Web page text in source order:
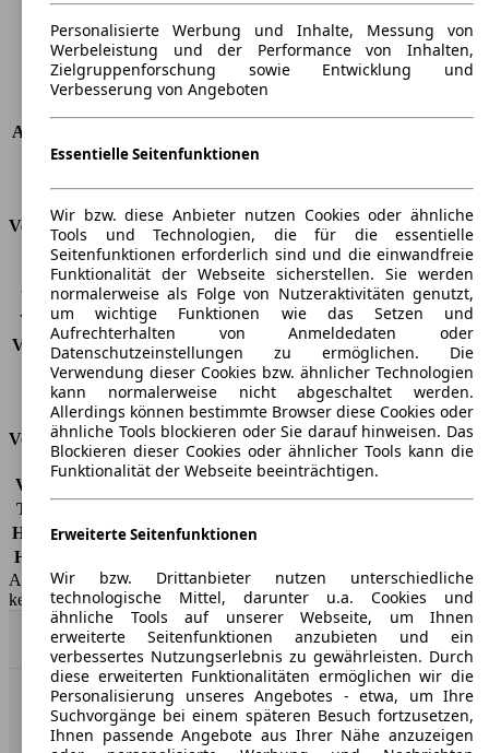
Maximalgewicht
Max. Zuladung
-
Türen
5
Sitze
5
Anhängelast (ungebremst)
Anhängelast (gebremst)
1400 kg
Verbrauch
CO2 Emissionen*
126 g/km (komb.)
Verbrauch (Stadt)
5,9 l/100km
Verbrauch (Land)
4,2 l/100km
Verbrauch (komb.)* 4,8 l/100km
Schadstoffklasse
EU5
Tankinhalt
55 l
Versicherungsklassen
Vollkasko
Teilkasko
Haftpflicht -
HSN/TSN
AutoScout24 GmbH übernimmt für die Richtigkeit der Angaben
keine Gewähr.
Nach Oben
AutoScout24: Europaweit der größte Online-Automarkt.
Personalisierte Werbung und Inhalte, Messung von
Werbeleistung und der Performance von Inhalten,
Zielgruppenforschung sowie Entwicklung und
Verbesserung von Angeboten
Essentielle Seitenfunktionen
Wir bzw. diese Anbieter nutzen Cookies oder ähnliche
Tools und Technologien, die für die essentielle
Seitenfunktionen erforderlich sind und die einwandfreie
Funktionalität der Webseite sicherstellen. Sie werden
normalerweise als Folge von Nutzeraktivitäten genutzt,
um wichtige Funktionen wie das Setzen und
Aufrechterhalten von Anmeldedaten oder
Datenschutzeinstellungen zu ermöglichen. Die
Verwendung dieser Cookies bzw. ähnlicher Technologien
kann normalerweise nicht abgeschaltet werden.
Allerdings können bestimmte Browser diese Cookies oder
ähnliche Tools blockieren oder Sie darauf hinweisen. Das
Blockieren dieser Cookies oder ähnlicher Tools kann die
Funktionalität der Webseite beeinträchtigen.
Erweiterte Seitenfunktionen
Wir bzw. Drittanbieter nutzen unterschiedliche
technologische Mittel, darunter u.a. Cookies und
ähnliche Tools auf unserer Webseite, um Ihnen
erweiterte Seitenfunktionen anzubieten und ein
verbessertes Nutzungserlebnis zu gewährleisten. Durch
diese erweiterten Funktionalitäten ermöglichen wir die
Personalisierung unseres Angebotes - etwa, um Ihre
Suchvorgänge bei einem späteren Besuch fortzusetzen,
Ihnen passende Angebote aus Ihrer Nähe anzuzeigen